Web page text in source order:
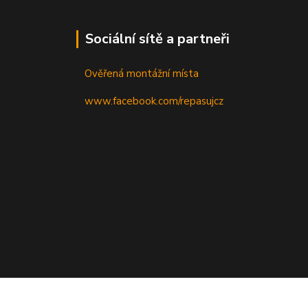
Sociální sítě a partneři
Ověřená montážní místa
www.facebook.com/repasujcz